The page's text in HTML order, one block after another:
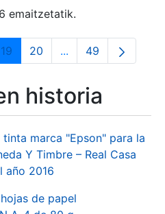
emaitzetatik.
Pages Use TAB to navigate.
Orrialdea
19 Orrialdea
20 ...Intermediate
Orrialdea
49
historia
marca "Epson" para la
Y Timbre – Real Casa
año 2016
de papel